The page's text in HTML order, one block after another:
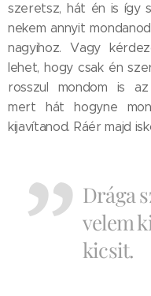
szeretsz, hát én is így
nekem annyit
nagyihoz. Vagy
lehet, hogy csak én
rosszul mondom is az
mert hát hogyne
kijavítanod. Ráér majd
Drága
velem
kicsit.